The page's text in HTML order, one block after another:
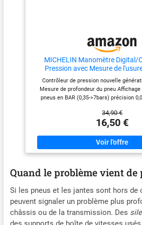
MICHELIN Manomètre Digital/
Pression avec Mesure de
009526
Contrôleur de pression nouvelle
Mesure de profondeur du pneu
pneus en BAR (0,35->7bars) précision
2032 x 1) Contrôleur pression +
34,90 €
16,50 €
Quand le problème vient
Si les pneus et les jantes sont hors de
peuvent signaler un problème plus
châssis ou de la transmission. Des